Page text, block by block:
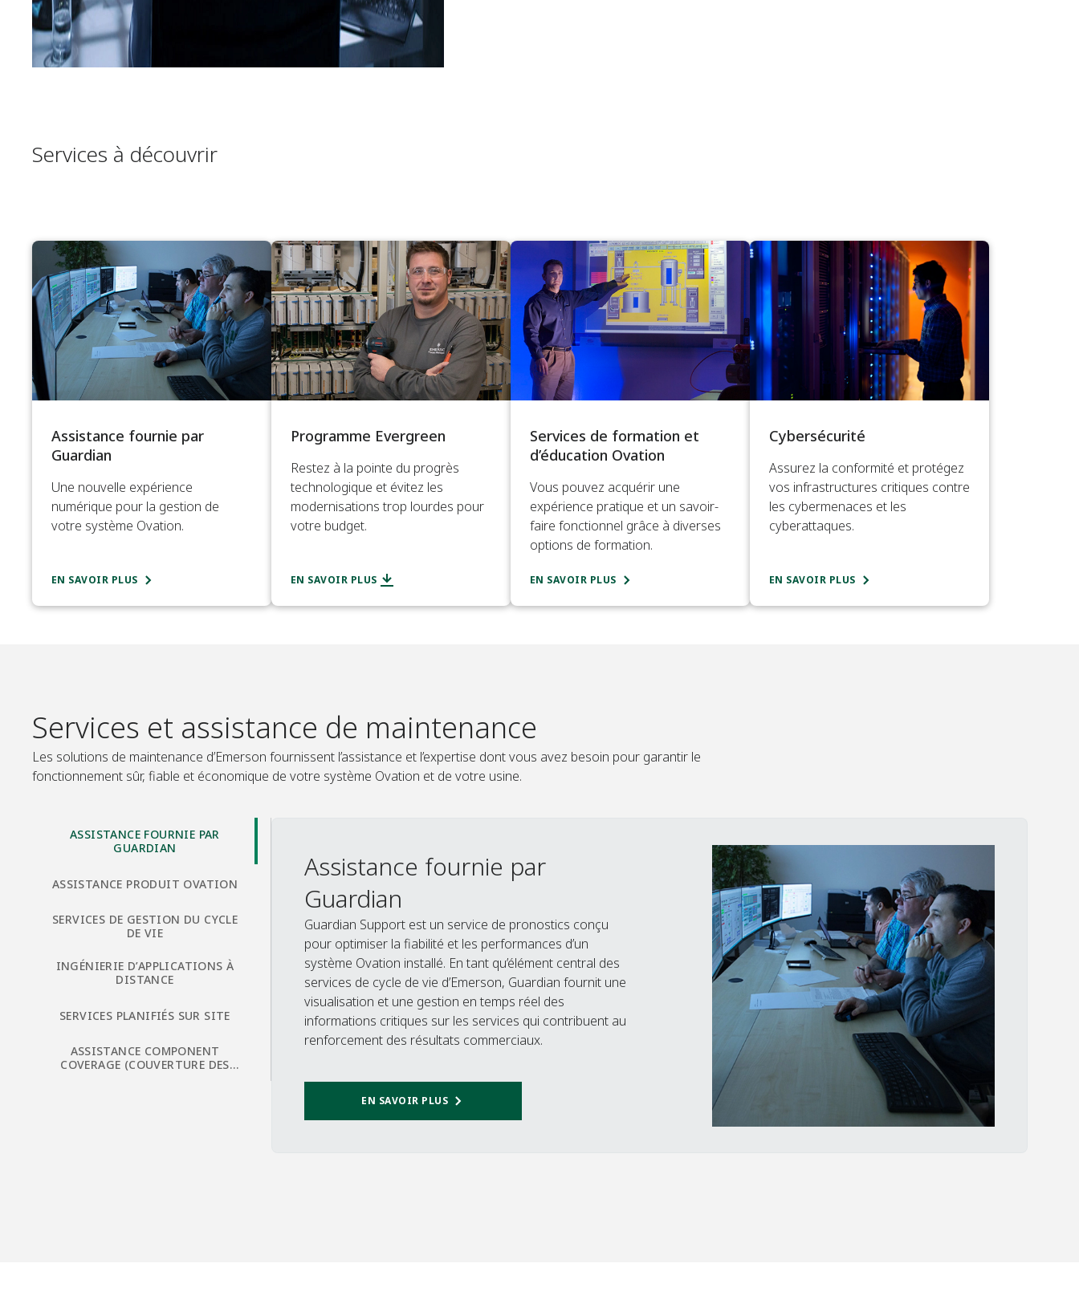
Services à découvrir
Assistance fournie par
Guardian
Une nouvelle expérience
numérique pour la gestion de
votre système Ovation.
EN SAVOIR PLUS
Programme Evergreen
Restez à la pointe du progrès
technologique et évitez les
modernisations trop lourdes pour
votre budget.
EN SAVOIR PLUS
Services de formation et
d’éducation Ovation
Vous pouvez acquérir une
expérience pratique et un savoir-
faire fonctionnel grâce à diverses
options de formation.
EN SAVOIR PLUS
Cybersécurité
Assurez la conformité et protégez
vos infrastructures critiques contre
les cybermenaces et les
cyberattaques.
EN SAVOIR PLUS
Services et assistance de maintenance
Les solutions de maintenance d’Emerson fournissent l’assistance et l’expertise dont vous avez besoin pour garantir le
fonctionnement sûr, fiable et économique de votre système Ovation et de votre usine.​
ASSISTANCE FOURNIE PAR
GUARDIAN
ASSISTANCE PRODUIT OVATION
SERVICES DE GESTION DU CYCLE
DE VIE
INGÉNIERIE D’APPLICATIONS À
DISTANCE​
SERVICES PLANIFIÉS SUR SITE​
ASSISTANCE COMPONENT
COVERAGE (COUVERTURE DES
Assistance fournie par
Guardian
Guardian Support est un service de pronostics conçu
pour optimiser la fiabilité et les performances d’un
système Ovation installé. En tant qu’élément central des
services de cycle de vie d’Emerson, Guardian fournit une
visualisation et une gestion en temps réel des
informations critiques sur les services qui contribuent au
renforcement des résultats commerciaux.​
EN SAVOIR PLUS